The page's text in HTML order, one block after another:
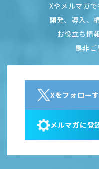
Xやメルマガ
開発、導入、
お役立ち情
是非ご
Xをフォロー
メルマガに登